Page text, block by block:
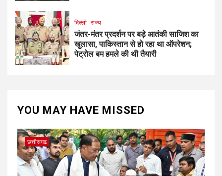
दिल्ली राज्य
जंतर-मंतर प्रदर्शन पर बड़े आतंकी साजिश का
खुलासा, पाकिस्तान से हो रहा था ऑपरेशन;
पेट्रोल बम हमले की थी तैयारी
YOU MAY HAVE MISSED
छत्तीसगढ